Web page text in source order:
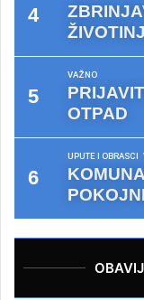
VAŽNO
OTPAD
UPUTE I OBRASCI